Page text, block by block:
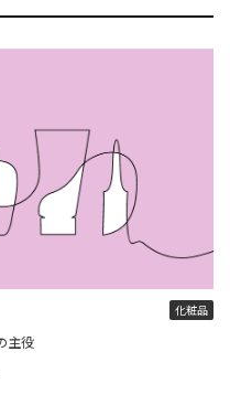
化粧品
主役